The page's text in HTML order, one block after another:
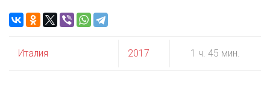
Италия 2017 1 ч. 45 мин.